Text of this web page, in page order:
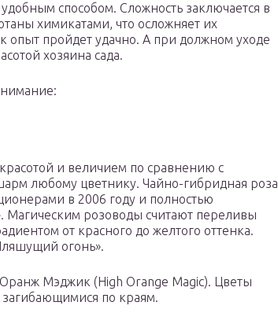
способом. Сложность заключается в
химикатами, что осложняет их
опыт пройдет удачно. А при должном уходе
хозяина сада.
и величием по сравнению с
любому цветнику. Чайно-гибридная роза
в 2006 году и полностью
Магическим розоводы считают переливы
от красного до желтого оттенка.
огонь».
Мэджик (High Orange Magic). Цветы
по краям.